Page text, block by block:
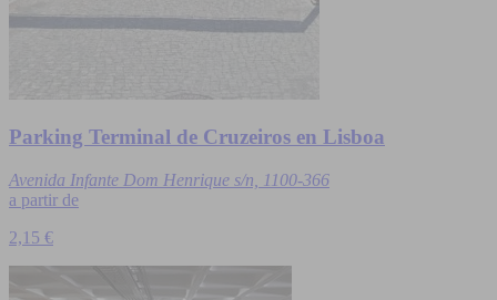
Parking Terminal de Cruzeiros en Lisboa
Avenida Infante Dom Henrique s/n, 1100-366
a partir de
2,15 €